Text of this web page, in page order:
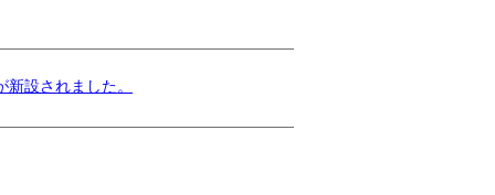
設されました。